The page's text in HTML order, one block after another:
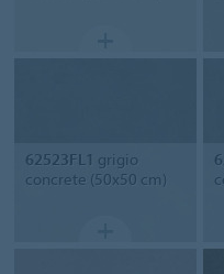
62523FL1 grigio
concrete (50x50 cm)